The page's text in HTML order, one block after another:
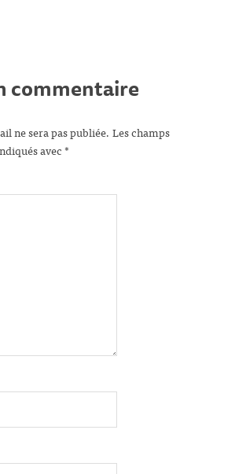
commentaire
ne sera pas publiée. Les champs
avec*